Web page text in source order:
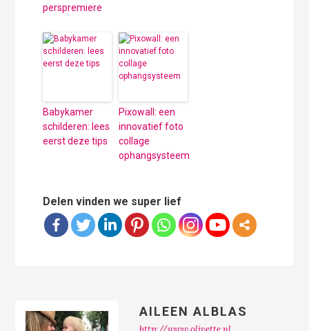
perspremiere
Babykamer
schilderen: lees
eerst deze tips
Pixowall: een
innovatief foto
collage
ophangsysteem
Delen vinden we super lief
AILEEN ALBLAS